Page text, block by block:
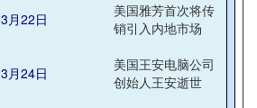
3月22日
美国雅芳首次将传
销引入内地市场
3月24日
美国王安电脑公司
创始人王安逝世